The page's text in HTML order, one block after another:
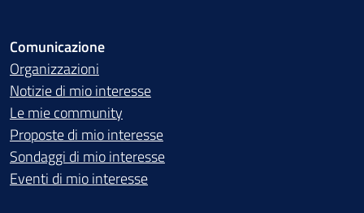
Comunicazione
Organizzazioni
Notizie di mio interesse
Le mie community
Proposte di mio interesse
Sondaggi di mio interesse
Eventi di mio interesse